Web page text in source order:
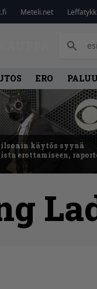
Meteli.net
ERO PALUU
käytös syynä
erottamiseen,